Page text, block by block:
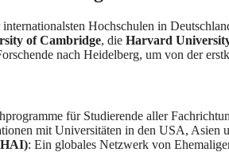
Hochschulen in
of Cambridge, die Harvard
nach Heidelberg, um von der
für Studierende aller
mit Universitäten in den USA, Asien
: Ein globales Netzwerk von